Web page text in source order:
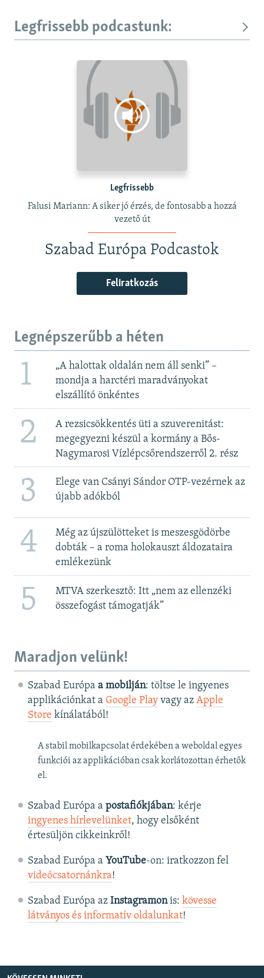
Legfrissebb podcastunk:
Legfrissebb
Falusi Mariann: A siker jó érzés, de fontosabb a hozzá
vezető út
Szabad Európa Podcastok
Feliratkozás
Legnépszerűbb a héten
1
„A halottak oldalán nem áll senki” –
mondja a harctéri maradványokat
elszállító önkéntes
2
A rezsicsökkentés üti a szuverenitást:
megegyezni készül a kormány a Bős-
Nagymarosi Vízlépcsőrendszerről 2. rész
3
Elege van Csányi Sándor OTP-vezérnek az
újabb adókból
4
Még az újszülötteket is meszesgödörbe
dobták – a roma holokauszt áldozataira
emlékezünk
5
MTVA szerkesztő: Itt „nem az ellenzéki
összefogást támogatják”
Maradjon velünk!
Szabad Európa a mobilján: töltse le ingyenes
applikációnkat a Google Playvagy az Apple
Store kínálatából!
A stabil mobilkapcsolat érdekében a weboldal egyes
funkciói az applikációban csak korlátozottan érhetők
el.
Szabad Európa a postafiókjában: kérje
ingyenes hírlevelünket, hogy elsőként
értesüljön cikkeinkről!
Szabad Európa a YouTube-on: iratkozzon fel
videócsatornánkra!
Szabad Európa az Instagramonis: kövesse
látványos és informatív oldalunkat! ​